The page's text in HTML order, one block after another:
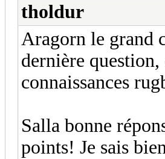
tholdur
Aragorn le grand
dernière
connaissances
Salla bonne
points! Je sais